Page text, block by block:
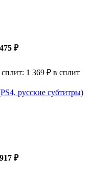
₽
1 369 ₽ в сплит
русские субтитры)
₽